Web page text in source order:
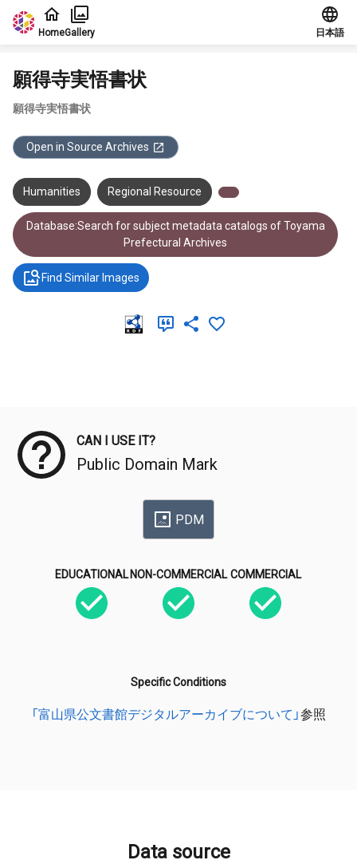
Jump to main content
HomeGallery 日本語
願得寺実悟書状
願得寺実悟書状
Open in Source Archives
Humanities Regional Resource
Database:Search for subject metadata catalogs of Toyama
Prefectural Archives
Find Similar Images
CAN I USE IT?
Public Domain Mark
PDM
EDUCATIONAL NON-COMMERCIAL COMMERCIAL
Specific Conditions
「富山県公文書館デジタルアーカイブについて」参照
Data source